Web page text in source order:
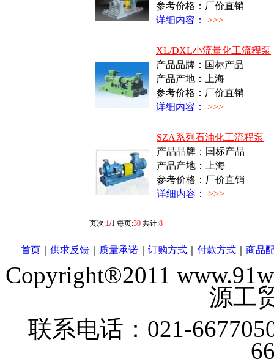
参考价格：厂价直销
详细内容： >>>
XL/DXL小流量化工流程泵
产品品牌：国标产品
产品产地：上海
参考价格：厂价直销
详细内容： >>>
SZA系列石油化工流程泵
产品品牌：国标产品
产品产地：上海
参考价格：厂价直销
详细内容： >>>
页次:1/1 每页:30 共计:8
首页 供求反馈 质量承诺 订购方式 付款方式 商品
Copyright®2011
源工
联系电话：021-